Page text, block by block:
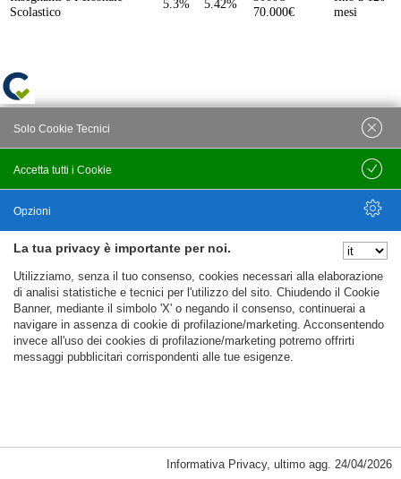
Scolastico
5.3% 5.42%
70.000€
mesi
La tua privacy è importante per noi.
Utilizziamo, senza il tuo consenso, cookies necessari alla elaborazione
di analisi statistiche e tecnici per l'utilizzo del sito. Chiudendo il Cookie
Banner, mediante il simbolo 'X' o negando il consenso, continuerai a
navigare in assenza di cookie di profilazione/marketing. Acconsentendo
invece all'uso dei cookies di profilazione/marketing potremo offrirti
messaggi pubblicitari corrispondenti alle tue esigenze.
Cookie Necessari, Tecnici di Sessione
Accetta tutti i Cookie
Solo Cookie Tecnici
Salva
Opzioni
Nascondi Opzioni
Informativa Privacy, ultimo agg. 24/04/2026